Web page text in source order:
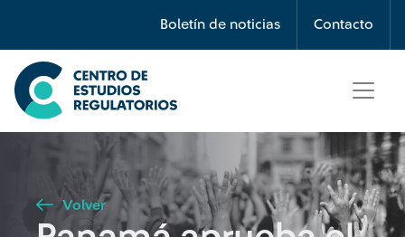
Boletín de noticias Contacto
Búsqueda
Seleccione país
Tipo de artículo
Volver